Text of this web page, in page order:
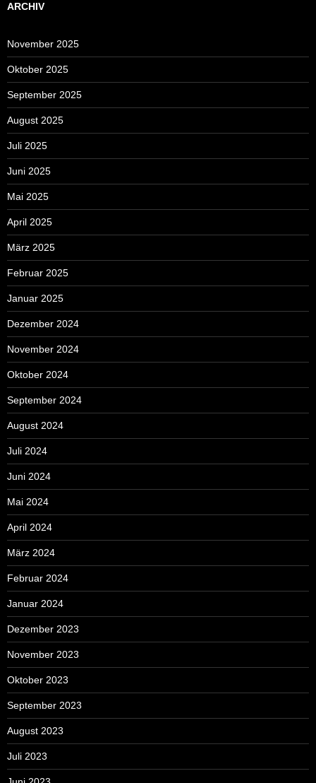
ARCHIV
November 2025
Oktober 2025
September 2025
August 2025
Juli 2025
Juni 2025
Mai 2025
April 2025
März 2025
Februar 2025
Januar 2025
Dezember 2024
November 2024
Oktober 2024
September 2024
August 2024
Juli 2024
Juni 2024
Mai 2024
April 2024
März 2024
Februar 2024
Januar 2024
Dezember 2023
November 2023
Oktober 2023
September 2023
August 2023
Juli 2023